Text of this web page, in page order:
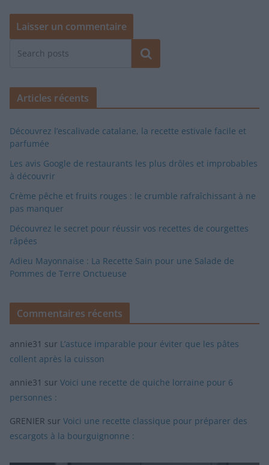
Rechercher
Articles récents
Découvrez l’escalivade catalane, la recette estivale facile et
parfumée
Les avis Google de restaurants les plus drôles et improbables
à découvrir
Crème pêche et fruits rouges : le crumble rafraîchissant à ne
pas manquer
Découvrez le secret pour réussir vos recettes de courgettes
râpées
Adieu Mayonnaise : La Recette Sain pour une Salade de
Pommes de Terre Onctueuse
Commentaires récents
annie31 sur L’astuce imparable pour éviter que les pâtes
collent après la cuisson
annie31 sur Voici une recette de quiche lorraine pour 6
personnes :
GRENIER sur Voici une recette classique pour préparer des
escargots à la bourguignonne :